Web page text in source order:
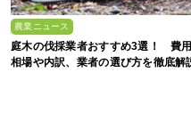
農業ニュース
庭木の伐採業者おすすめ3選！ 費用
相場や内訳、業者の選び方を徹底解